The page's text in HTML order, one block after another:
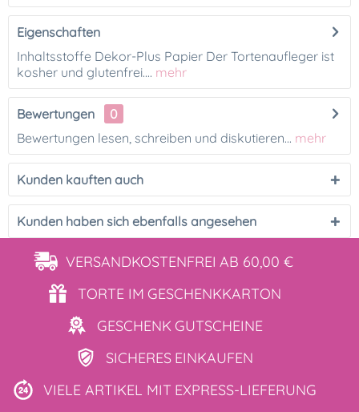
Eigenschaften
Inhaltsstoffe Dekor-Plus Papier Der Tortenaufleger ist
kosher und glutenfrei.... mehr
Bewertungen
0
Bewertungen lesen, schreiben und diskutieren... mehr
Kunden kauften auch
Kunden haben sich ebenfalls angesehen
VERSANDKOSTENFREI AB 60,00 €
TORTE IM GESCHENKKARTON
GESCHENK GUTSCHEINE
SICHERES EINKAUFEN
VIELE ARTIKEL MIT EXPRESS-LIEFERUNG